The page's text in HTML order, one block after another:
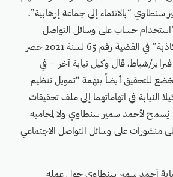
“بالانتماء إلى جماعة إرهابية”،
حساب على وسائل التواصل
الاجتماعي لنشر أخبار كاذبة” في القضية رقم 65 لسنة 2021 حصر
عليا. وفي 23 فبراير/شباط، قال وكيل نيابة آخر – في
أيضاً بتهمة “تمويل تنظيم
في اتهاماتهما إلى ملف تحقيقات
لأحمد سمير سنطاوي ولا لمحاميه
منشورات على وسائل التواصل الاجتماعي
أحمد سمير سنطاوي حول عمله